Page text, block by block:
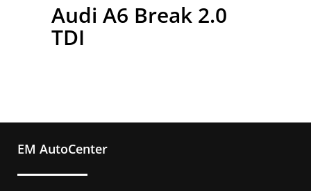
Audi A6 Break 2.0
TDI
EM AutoCenter